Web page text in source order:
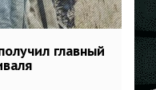
главный